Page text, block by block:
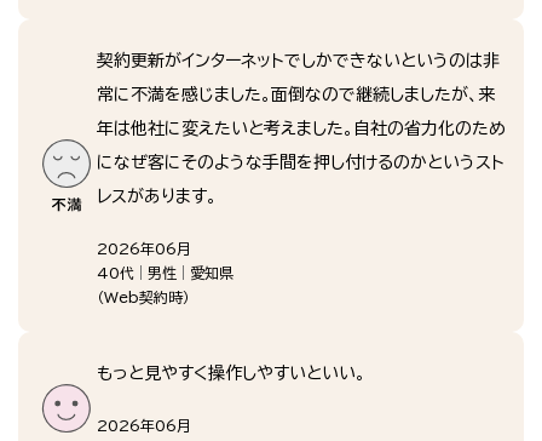
契約更新がインターネットでしかできないというのは非
常に不満を感じました。面倒なので継続しましたが、来
年は他社に変えたいと考えました。自社の省力化のため
になぜ客にそのような手間を押し付けるのかというスト
レスがあります。
2026年06月
40代
男性
愛知県
（Web契約時）
もっと見やすく操作しやすいといい。
2026年06月